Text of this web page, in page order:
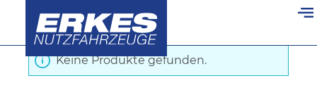
springen
Hecktür - Schloss
Keine Produkte gefunden.